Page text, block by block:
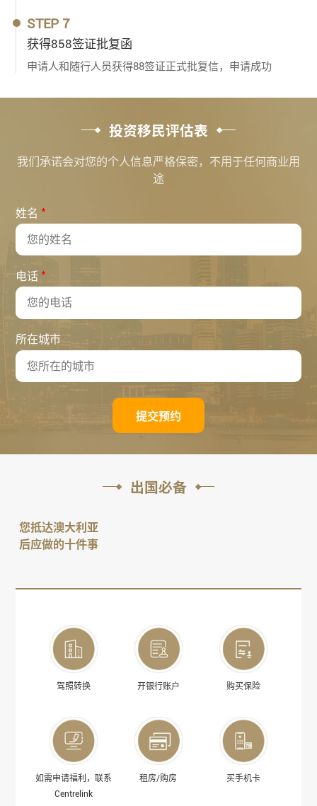
STEP 7
获得858签证批复函
申请人和随行人员获得88签证正式批复信，申请成功
投资移民评估表
我们承诺会对您的个人信息严格保密，不用于任何商业用
途
姓名 *
电话 *
所在城市
提交预约
出国必备
您抵达澳大利亚
后应做的十件事
驾照转换 开银行账户 购买保险
如需申请福利，联系
Centrelink
租房/购房 买手机卡